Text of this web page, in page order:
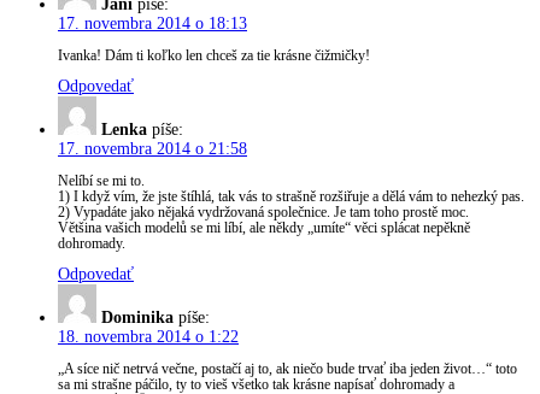
Jani píše:
17. novembra 2014 o 18:13
Ivanka! Dám ti koľko len chceš za tie krásne čižmičky!
Odpovedať
Lenka píše:
17. novembra 2014 o 21:58
Nelíbí se mi to.
1) I když vím, že jste štíhlá, tak vás to strašně rozšiřuje a dělá vám to nehezký pas.
2) Vypadáte jako nějaká vydržovaná společnice. Je tam toho prostě moc.
Většina vašich modelů se mi líbí, ale někdy „umíte“ věci splácat nepěkně
dohromady.
Odpovedať
Dominika píše:
18. novembra 2014 o 1:22
„A síce nič netrvá večne, postačí aj to, ak niečo bude trvať iba jeden život…“ toto
sa mi strašne páčilo, ty to vieš všetko tak krásne napísať dohromady a